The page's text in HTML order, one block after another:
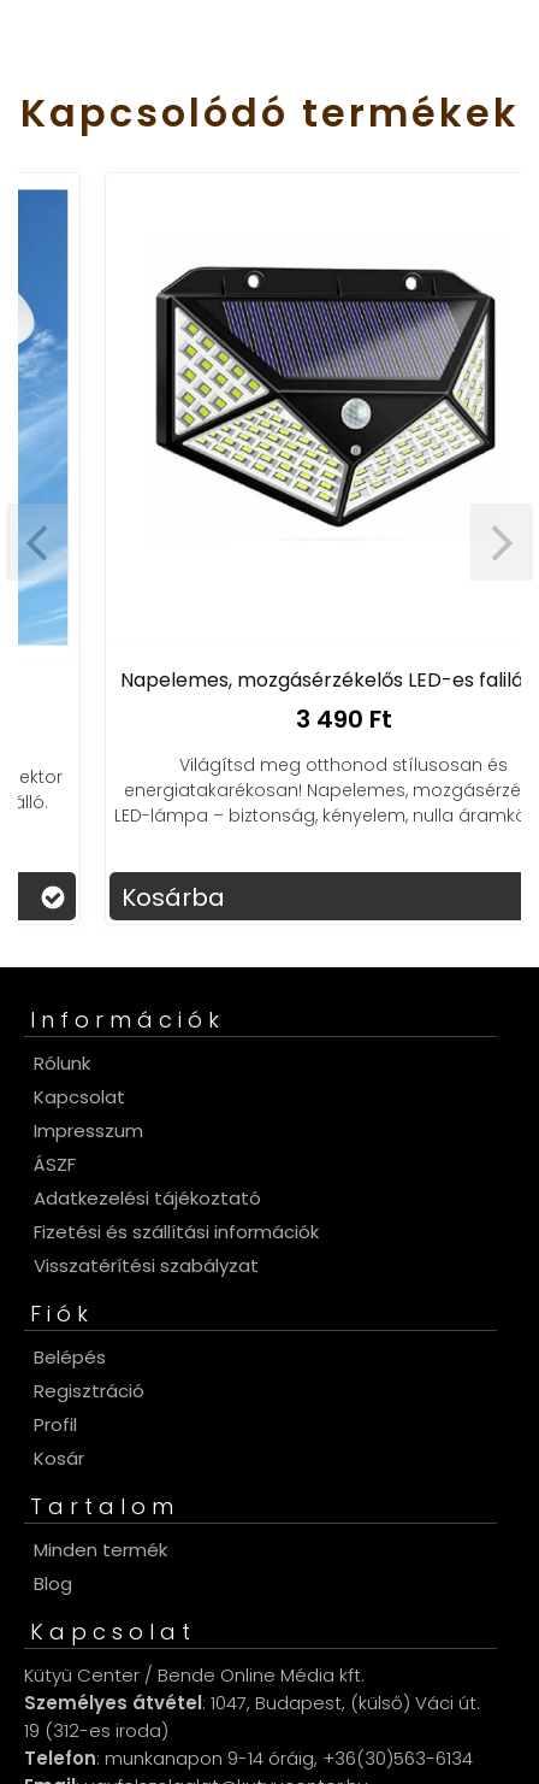
Kapcsolódó termékek
Napelemes, mozgásérzékelős LED-es falilámpa
3 490 Ft
Világítsd meg otthonod stílusosan és
energiatakarékosan! Napelemes, mozgásérzékelős
LED-lámpa – biztonság, kényelem, nulla áramköltség.
Kosárba
Információk
Rólunk
Kapcsolat
Impresszum
ÁSZF
Adatkezelési tájékoztató
Fizetési és szállítási információk
Visszatérítési szabályzat
Fiók
Belépés
Regisztráció
Profil
Kosár
Tartalom
Minden termék
Blog
Kapcsolat
Kütyü Center / Bende Online Média kft.
Személyes átvétel: 1047, Budapest, (külső) Váci út.
19 (312-es iroda)
Telefon: munkanapon 9-14 óráig, +36(30)563-6134